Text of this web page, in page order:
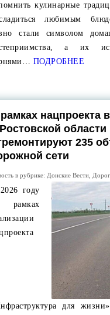
кулинарные
любимым
стали символом
а их
ПОДРОБНЕЕ
нацпроекта
области
235
сети
в рубрике: Донские Вести
году
для